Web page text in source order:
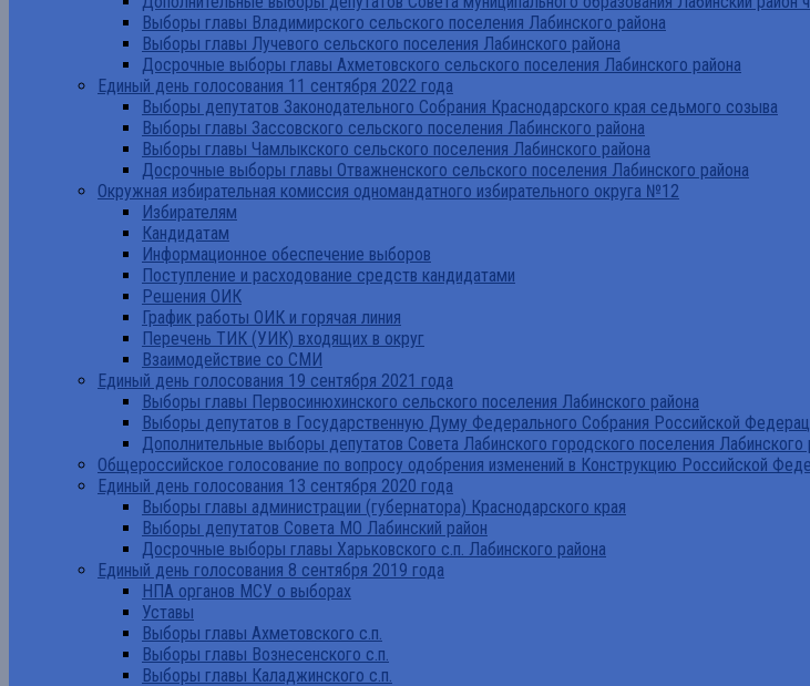
Выборы главы Владимирского сельского поселения Лабинского района
Выборы главы Лучевого сельского поселения Лабинского района
Досрочные выборы главы Ахметовского сельского поселения Лабинского района
Единый день голосования 11 сентября 2022 года
Выборы депутатов Законодательного Собрания Краснодарского края седьмого созыва
Выборы главы Зассовского сельского поселения Лабинского района
Выборы главы Чамлыкского сельского поселения Лабинского района
Досрочные выборы главы Отважненского сельского поселения Лабинского района
Окружная избирательная комиссия одномандатного избирательного округа №12
Избирателям
Кандидатам
Информационное обеспечение выборов
Поступление и расходование средств кандидатами
Решения ОИК
График работы ОИК и горячая линия
Перечень ТИК (УИК) входящих в округ
Взаимодействие со СМИ
Единый день голосования 19 сентября 2021 года
Выборы главы Первосинюхинского сельского поселения Лабинского района
Выборы депутатов в Государственную Думу Федерального Собрания Российской
Дополнительные выборы депутатов Совета Лабинского городского поселения
Общероссийское голосование по вопросу одобрения изменений в Конструкцию Российской
Единый день голосования 13 сентября 2020 года
Выборы главы администрации (губернатора) Краснодарского края
Выборы депутатов Совета МО Лабинский район
Досрочные выборы главы Харьковского с.п. Лабинского района
Единый день голосования 8 сентября 2019 года
НПА органов МСУ о выборах
Уставы
Выборы главы Ахметовского с.п.
Выборы главы Вознесенского с.п.
Выборы главы Каладжинского с.п.